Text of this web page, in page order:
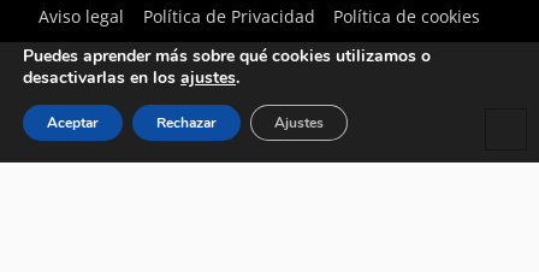
Aviso legal
Política de Privacidad Política de cookies
Utilizamos cookies para ofrecerte la mejor experiencia en
nuestra web.
Puedes aprender más sobre qué cookies utilizamos o
desactivarlas en los ajustes.
Aceptar Rechazar Ajustes